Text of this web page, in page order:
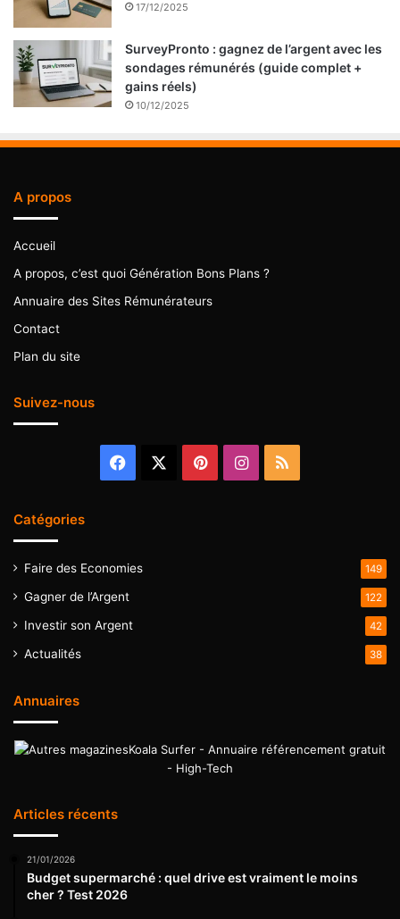
17/12/2025
SurveyPronto : gagnez de l’argent avec les
sondages rémunérés (guide complet +
gains réels)
10/12/2025
A propos
Accueil
A propos, c’est quoi Génération Bons Plans ?
Annuaire des Sites Rémunérateurs
Contact
Plan du site
Suivez-nous
Facebook PinterestInstagram
RSS
Catégories
Faire des Economies 149
Gagner de l’Argent 122
Investir son Argent 42
Actualités 38
Annuaires
Koala Surfer - Annuaire référencement gratuit
- High-Tech
Articles récents
21/01/2026
Budget supermarché : quel drive est vraiment le moins
cher ? Test 2026